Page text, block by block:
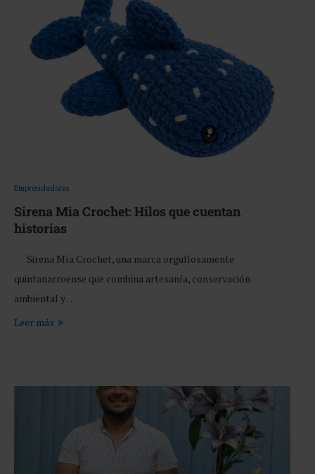
Emprendedores
Sirena Mia Crochet: Hilos que cuentan
historias
Sirena Mía Crochet, una marca orgullosamente
quintanarroense que combina artesanía, conservación
ambiental y …
Leer más